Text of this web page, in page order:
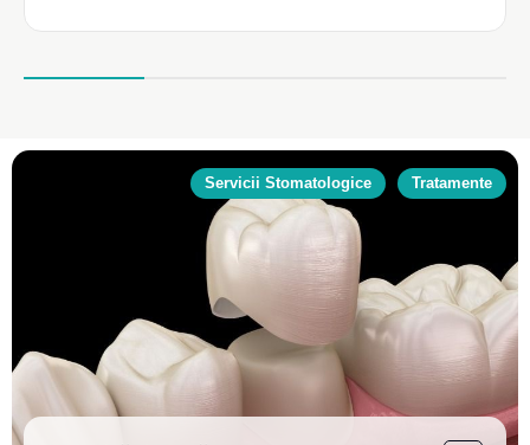
Servicii Stomatologice Tratamente